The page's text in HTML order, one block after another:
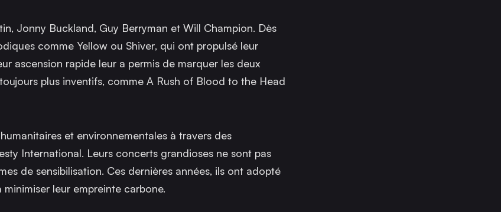
Jonny Buckland, Guy Berryman et Will Champion. Dès
comme Yellow ou Shiver, qui ont propulsé leur
ascension rapide leur a permis de marquer les deux
plus inventifs, comme A Rush of Blood to the Head
et environnementales à travers des
International. Leurs concerts grandioses ne sont pas
de sensibilisation. Ces dernières années, ils ont adopté
leur empreinte carbone.